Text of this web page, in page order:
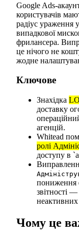
Google Ads-
користувачів
радіус ураження
випадкової
фрилансера.
це нічого не
жодне
Ключове
Знахідка
доставку
агенцій.
Whitead
ролі
доступу в
пониження
звітності
неактивних
Чому це